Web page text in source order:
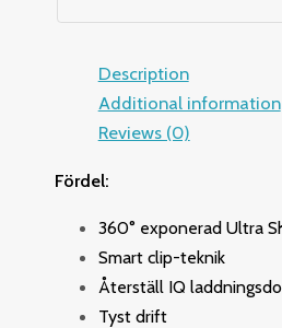
Description
Additional information
Reviews (0)
Fördel:
360° exponerad Ultra
Smart clip-teknik
Återställ IQ
Tyst drift